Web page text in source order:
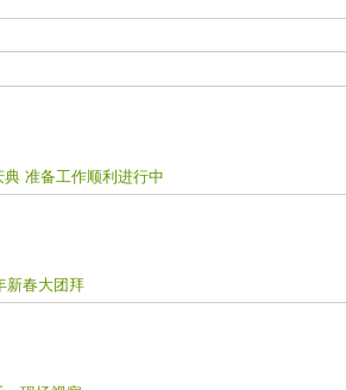
准备工作顺利进行中
新春大团拜